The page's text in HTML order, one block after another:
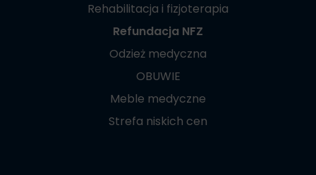
Rehabilitacja i fizjoterapia
Refundacja NFZ
Odzież medyczna
OBUWIE
Meble medyczne
Strefa niskich cen